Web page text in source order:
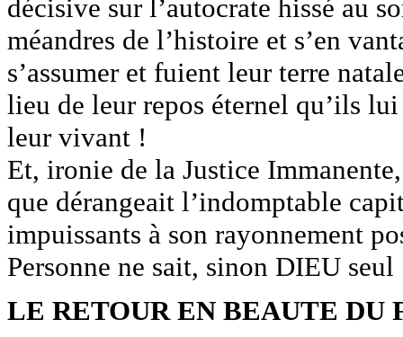
décisive sur l’autocrate hissé au
méandres de l’histoire et s’en
s’assumer et fuient leur terre
lieu de leur repos éternel qu’ils
leur vivant !
Et, ironie de la Justice
que dérangeait l’indomptable
impuissants à son rayonnement
Personne ne sait, sinon DIEU seul
LE RETOUR EN BEAUTE DU